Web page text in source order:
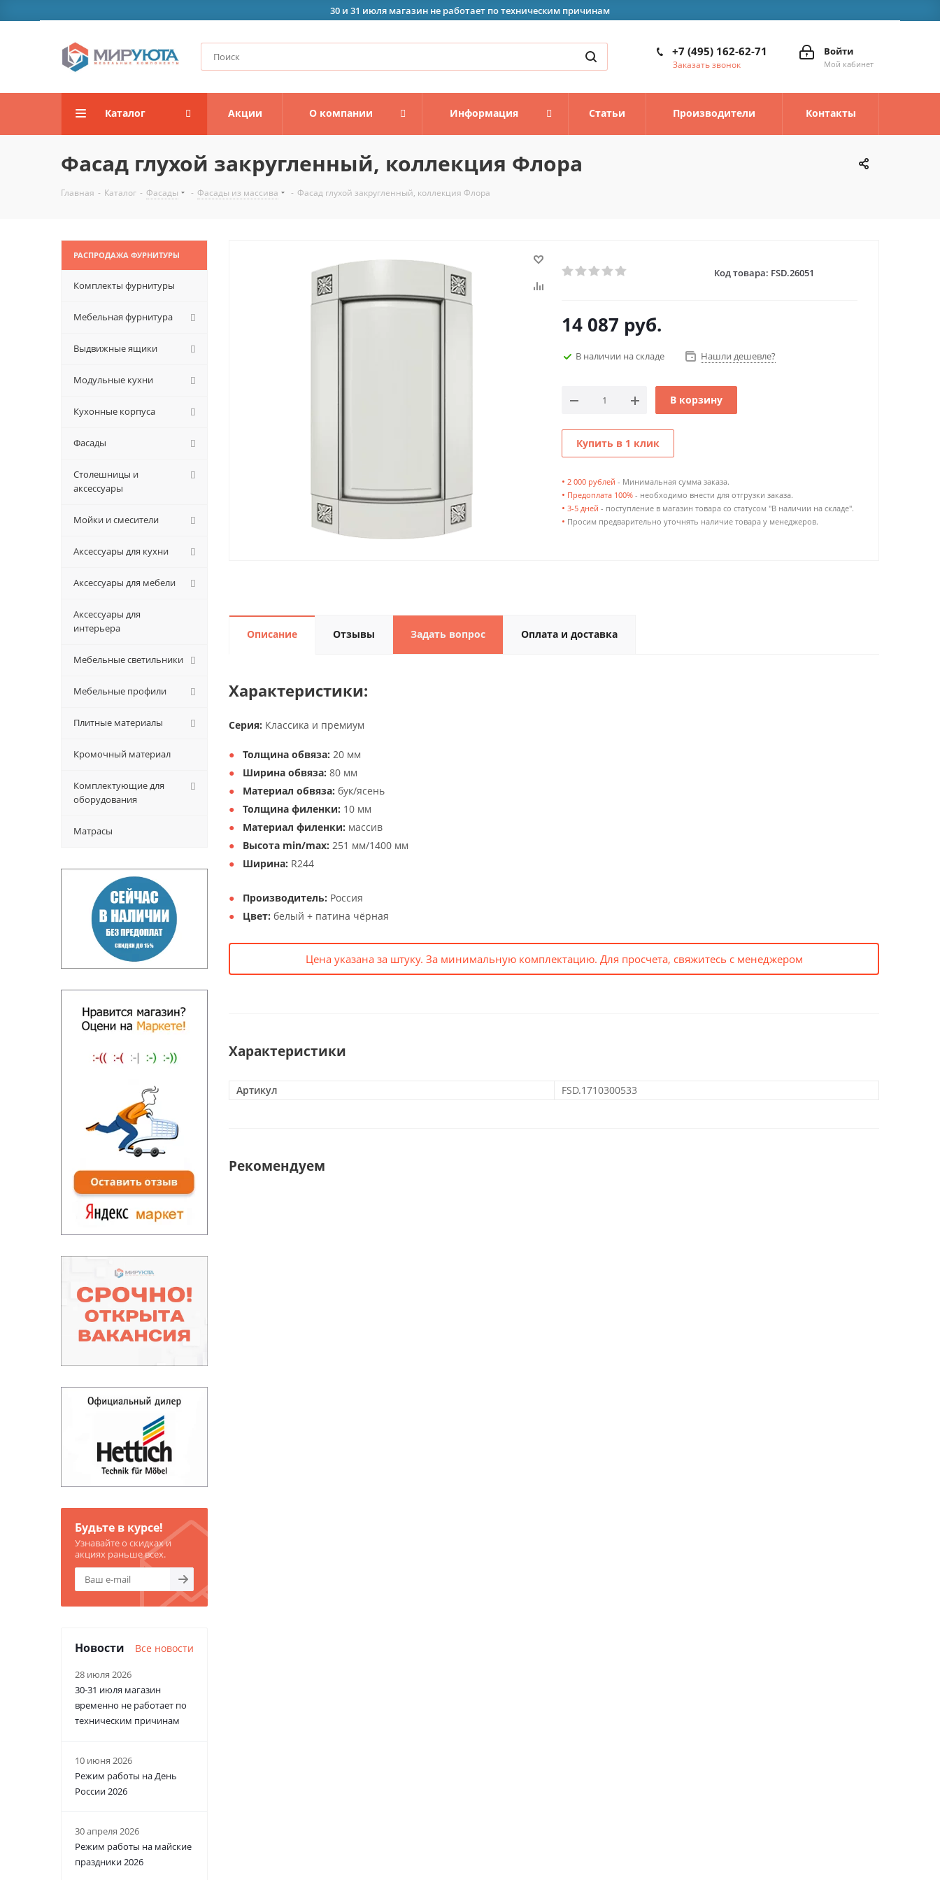
30 и 31 июля магазин не работает по техническим причинам
Войти
Мой кабинет
+7 (495) 162-62-71
Заказать звонок
Каталог Акции О компании Информация Статьи Производители Контакты
Фасад глухой закругленный, коллекция Флора
Главная - Каталог - Фасады - Фасады из массива - Фасад глухой закругленный, коллекция Флора
Код товара: FSD.26051
14 087 руб.
В наличии на складе Нашли дешевле?
В корзину
Купить в 1 клик
• 2 000 рублей - Минимальная сумма заказа.
• Предоплата 100% - необходимо внести для отгрузки заказа.
• 3-5 дней - поступление в магазин товара со статусом "В наличии на складе".
• Просим предварительно уточнять наличие товара у менеджеров.
Описание Отзывы Задать вопрос Оплата и доставка
Характеристики:
Серия: Классика и премиум
Толщина обвяза: 20 мм
Ширина обвяза: 80 мм
Материал обвяза: бук/ясень
Толщина филенки: 10 мм
Материал филенки: массив
Высота min/max: 251 мм/1400 мм
Ширина: R244
Производитель: Россия
Цвет: белый + патина чёрная
Цена указана за штуку. За минимальную комплектацию. Для просчета, свяжитесь с менеджером
Характеристики
Артикул FSD.1710300533
Рекомендуем
РАСПРОДАЖА ФУРНИТУРЫ
Комплекты фурнитуры
Мебельная фурнитура
Выдвижные ящики
Модульные кухни
Кухонные корпуса
Фасады
Столешницы и
аксессуары
Мойки и смесители
Аксессуары для кухни
Аксессуары для мебели
Аксессуары для
интерьера
Мебельные светильники
Мебельные профили
Плитные материалы
Кромочный материал
Комплектующие для
оборудования
Матрасы
Будьте в курсе!
Узнавайте о скидках и
акциях раньше всех.
Новости Все новости
28 июля 2026
30-31 июля магазин
временно не работает по
техническим причинам
10 июня 2026
Режим работы на День
России 2026
30 апреля 2026
Режим работы на майские
праздники 2026